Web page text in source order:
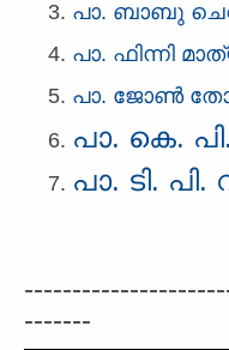
പാ. ബാബു
പാ. ഫിന്നി
പാ. ജോണ്‍
പാ. കെ.
പാ. ടി.
-------